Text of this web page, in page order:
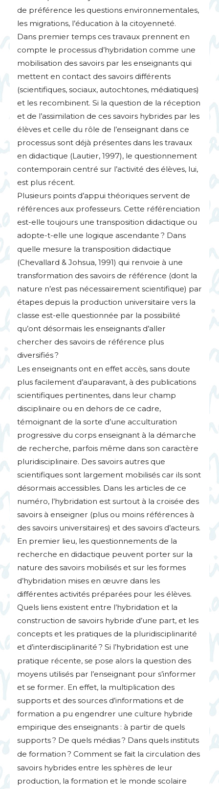
de préférence les questions environnementales,
les migrations, l’éducation à la citoyenneté.
Dans premier temps ces travaux prennent en
compte le processus d’hybridation comme une
mobilisation des savoirs par les enseignants qui
mettent en contact des savoirs différents
(scientifiques, sociaux, autochtones, médiatiques)
et les recombinent. Si la question de la réception
et de l’assimilation de ces savoirs hybrides par les
élèves et celle du rôle de l’enseignant dans ce
processus sont déjà présentes dans les travaux
en didactique (Lautier, 1997), le questionnement
contemporain centré sur l’activité des élèves, lui,
est plus récent.
Plusieurs points d’appui théoriques servent de
références aux professeurs. Cette référenciation
est-elle toujours une transposition didactique ou
adopte-t-elle une logique ascendante ? Dans
quelle mesure la transposition didactique
(Chevallard & Johsua, 1991) qui renvoie à une
transformation des savoirs de référence (dont la
nature n’est pas nécessairement scientifique) par
étapes depuis la production universitaire vers la
classe est-elle questionnée par la possibilité
qu’ont désormais les enseignants d’aller
chercher des savoirs de référence plus
diversifiés?
Les enseignants ont en effet accès, sans doute
plus facilement d’auparavant, à des publications
scientifiques pertinentes, dans leur champ
disciplinaire ou en dehors de ce cadre,
témoignant de la sorte d’une acculturation
progressive du corps enseignant à la démarche
de recherche, parfois même dans son caractère
pluridisciplinaire. Des savoirs autres que
scientifiques sont largement mobilisés car ils sont
désormais accessibles. Dans les articles de ce
numéro, l’hybridation est surtout à la croisée des
savoirs à enseigner (plus ou moins références à
des savoirs universitaires) et des savoirs d’acteurs.
En premier lieu, les questionnements de la
recherche en didactique peuvent porter sur la
nature des savoirs mobilisés et sur les formes
d’hybridation mises en œuvre dans les
différentes activités préparées pour les élèves.
Quels liens existent entre l’hybridation et la
construction de savoirs hybride d’une part, et les
concepts et les pratiques de la pluridisciplinarité
et d’interdisciplinarité ? Si l’hybridation est une
pratique récente, se pose alors la question des
moyens utilisés par l’enseignant pour s’informer
et se former. En effet, la multiplication des
supports et des sources d’informations et de
formation a pu engendrer une culture hybride
empirique des enseignants : à partir de quels
supports? De quels médias? Dans quels instituts
de formation ? Comment se fait la circulation des
savoirs hybrides entre les sphères de leur
production, la formation et le monde scolaire